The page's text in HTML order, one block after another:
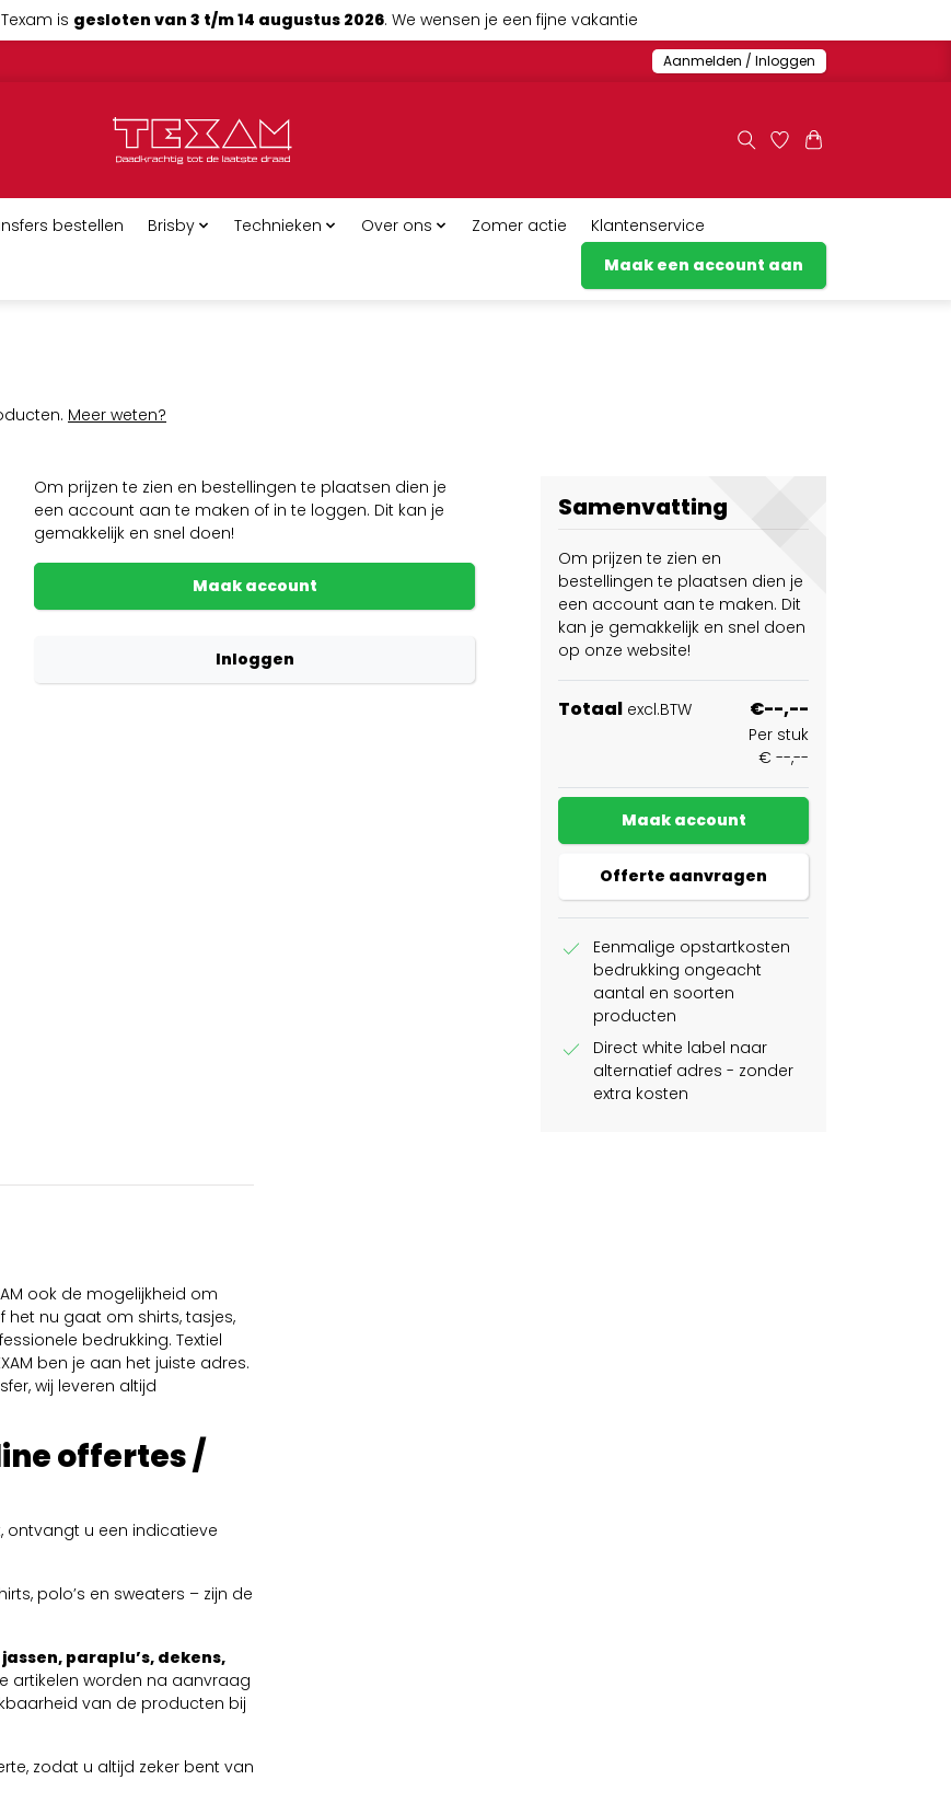
is gesloten van 3 t/m 14 augustus 2026. We wensen je een fijne vakantie
Aanmelden / Inloggen
bestellen Brisby Technieken Over ons Zomer actie
Klantenservice
Maak een account aan
Meer weten?
Om prijzen te zien en bestellingen te plaatsen dien je
een account aan te maken of in te loggen. Dit kan je
gemakkelijk en snel doen!
Maak account
Inloggen
Samenvatting
Om prijzen te zien en
bestellingen te plaatsen dien je
een account aan te maken. Dit
kan je gemakkelijk en snel doen
op onze website!
Totaal excl.BTW €--,--
Per stuk
€ --,--
Maak account
Offerte aanvragen
check
Eenmalige opstartkosten
bedrukking ongeacht
aantal en soorten
producten
check
Direct white label naar
alternatief adres - zonder
extra kosten
ook de mogelijkheid om
het nu gaat om shirts, tasjes,
bedrukking. Textiel
ben je aan het juiste adres.
wij leveren altijd
offertes /
ontvangt u een indicatieve
polo’s en sweaters – zijn de
paraplu’s, dekens,
artikelen worden na aanvraag
van de producten bij
zodat u altijd zeker bent van